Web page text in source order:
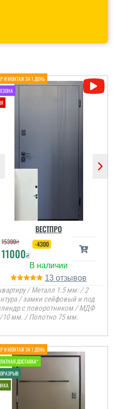
ВЕСТПРО
15300₴
11000₴
-4300
13
/ Металл 1.5 мм. / 2
/ замки сейфовый и под
с поворотником / МДФ
10 мм. / Полотно 75 мм.